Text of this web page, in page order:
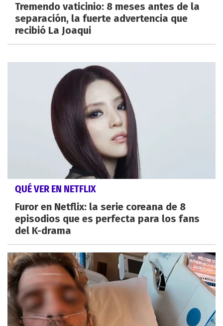
Tremendo vaticinio: 8 meses antes de la
separación, la fuerte advertencia que
recibió La Joaqui
QUÉ VER EN NETFLIX
Furor en Netflix: la serie coreana de 8
episodios que es perfecta para los fans
del K-drama